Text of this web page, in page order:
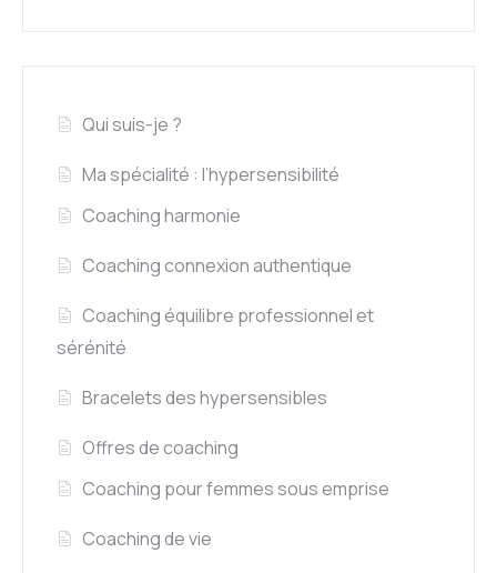
Qui suis-je ?
Ma spécialité : l’hypersensibilité
Coaching harmonie
Coaching connexion authentique
Coaching équilibre professionnel et
sérénité
Bracelets des hypersensibles
Offres de coaching
Coaching pour femmes sous emprise
Coaching de vie